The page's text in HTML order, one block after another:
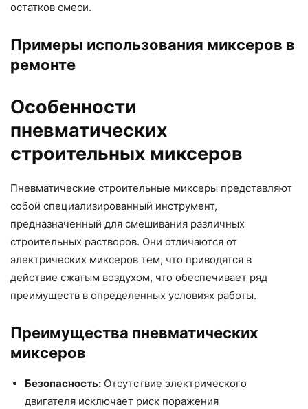
остатков смеси.
Примеры использования миксеров в
ремонте
Особенности
пневматических
строительных миксеров
Пневматические строительные миксеры представляют
собой специализированный инструмент,
предназначенный для смешивания различных
строительных растворов. Они отличаются от
электрических миксеров тем, что приводятся в
действие сжатым воздухом, что обеспечивает ряд
преимуществ в определенных условиях работы.
Преимущества пневматических
миксеров
Безопасность: Отсутствие электрического
двигателя исключает риск поражения